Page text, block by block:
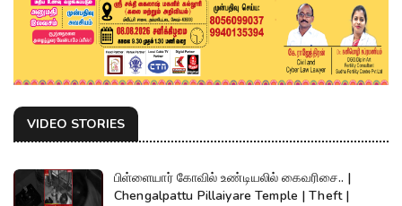
VIDEO STORIES
பிள்ளையார் கோவில் உண்டியலில் கைவரிசை.. |
Chengalpattu Pillaiyare Temple | Theft |